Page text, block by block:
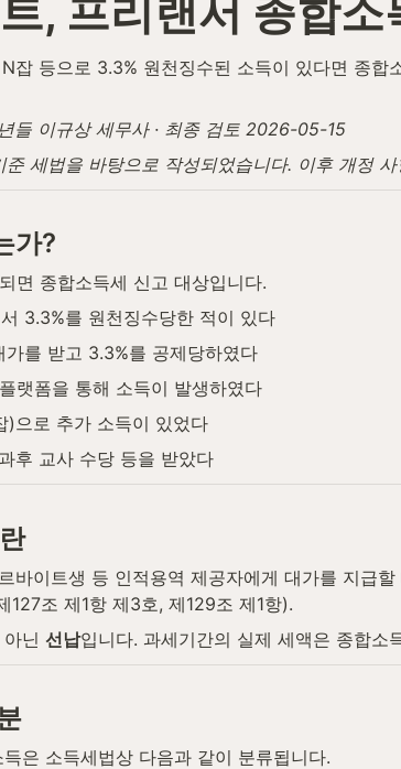
, 프리랜서 종합
잡 등으로 3.3% 원천징수된 소득이 있다면 종
들 이규상 세무사 · 최종 검토 2026-05-15
세법을 바탕으로 작성되었습니다. 이후 개정
가?
면 종합소득세 신고 대상입니다.
3.3%를 원천징수당한 적이 있다
가를 받고 3.3%를 공제당하였다
랫폼을 통해 소득이 발생하였다
)으로 추가 소득이 있었다
후 교사 수당 등을 받았다
바이트생 등 인적용역 제공자에게 대가를 지급
127조 제1항 제3호, 제129조 제1항).
닌 선납입니다. 과세기간의 실제 세액은 종합소
은 소득세법상 다음과 같이 분류됩니다.